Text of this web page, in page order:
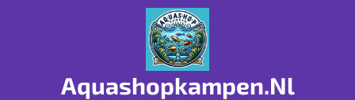
Aquashopkampen.nl